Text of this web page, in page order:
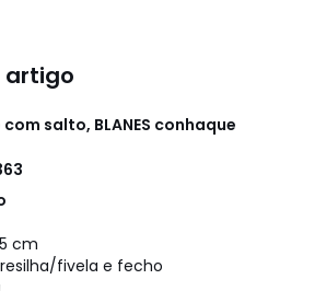
artigo
salto, BLANES conhaque
cm
fivela e fecho